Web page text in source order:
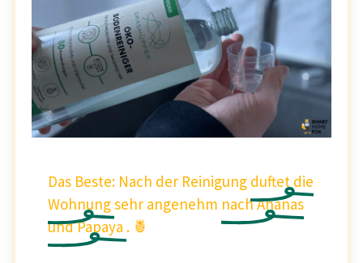
Das Beste: Nach der Reinigung duftet die
Wohnungsehr angenehm nachAnanas
undPapaya . 🍍